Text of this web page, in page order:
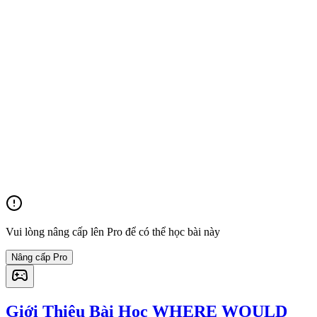
Vui lòng nâng cấp lên Pro để có thể học bài này
Nâng cấp Pro
Giới Thiệu Bài Học WHERE WOULD